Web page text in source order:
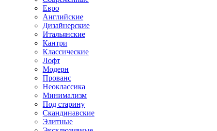
Евро
Английские
Дизайнерские
Итальянские
Кантри
Классические
Лофт
Модерн
Прованс
Неоклассика
Минимализм
Под старину
Скандинавские
Элитные